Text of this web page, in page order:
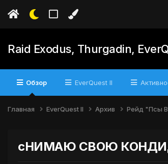
Raid Exodus, Thurgadin,
Обзор EverQuest II
Главная EverQuest II Архив Рейд "Псы
сНИМАЮ СВОЮ